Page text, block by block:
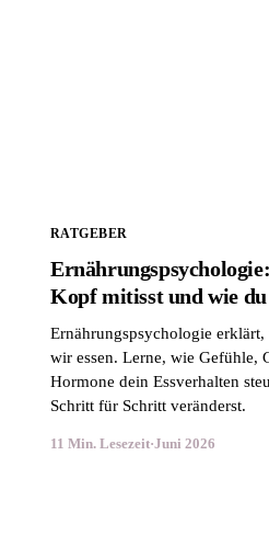
RATGEBER
Kopf mitisst und wie
Ernährungspsychologie
wir essen. Lerne, wie Gefühle,
Hormone dein Essverhalten
Schritt für Schritt veränderst.
11 Min. Lesezeit·Juni 2026